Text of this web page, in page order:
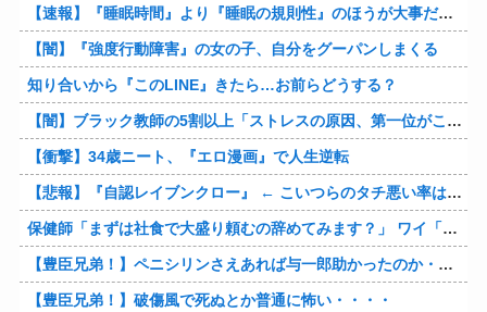
【速報】『睡眠時間』より『睡眠の規則性』のほうが大事だと判明
【闇】『強度行動障害』の女の子、自分をグーパンしまくる
知り合いから『このLINE』きたら…お前らどうする？
【闇】ブラック教師の5割以上「ストレスの原因、第一位がこれ」
【衝撃】34歳ニート、『エロ漫画』で人生逆転
【悲報】『自認レイブンクロー』 ← こいつらのタチ悪い率は異常
保健師「まずは社食で大盛り頼むの辞めてみます？」 ワイ「…食っちゃいけないものを売ってるのか？」
【豊臣兄弟！】ペニシリンさえあれば与一郎助かったのか・・・？
【豊臣兄弟！】破傷風で死ぬとか普通に怖い・・・・